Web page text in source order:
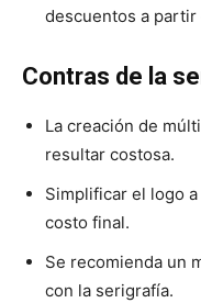
descuentos a partir
Contras de la
La creación de
resultar costosa.
Simplificar el logo
costo final.
Se recomienda un
con la serigrafía.